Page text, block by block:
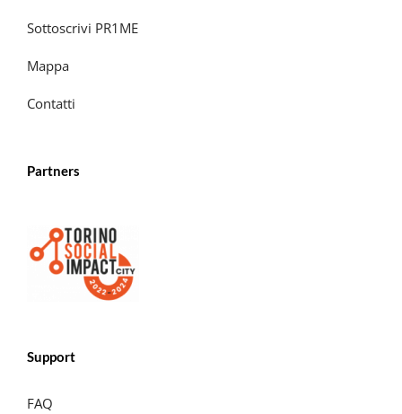
Sottoscrivi PR1ME
Mappa
Contatti
Partners
Support
FAQ